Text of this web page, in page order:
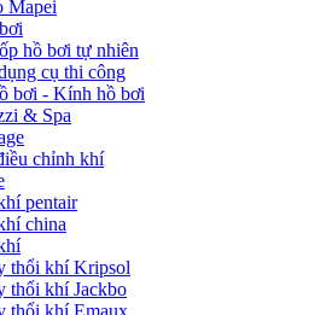
Mapei
hồ bơi tự nhiên
cụ thi công
bơi - Kính hồ bơi
& Spa
chỉnh khí
pentair
china
thổi khí Kripsol
thổi khí Jackbo
thổi khí Emaux